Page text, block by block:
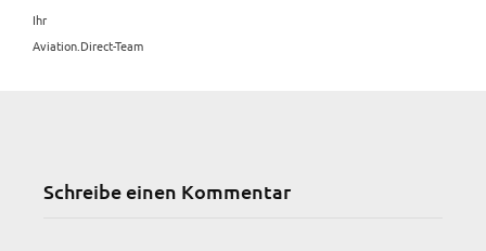
Ihr
Aviation.Direct-Team
Schreibe einen Kommentar